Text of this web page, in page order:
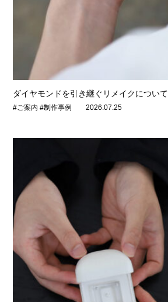
ダイヤモンドを引き継ぐリメイクについて
#ご案内 #制作事例 2026.07.25